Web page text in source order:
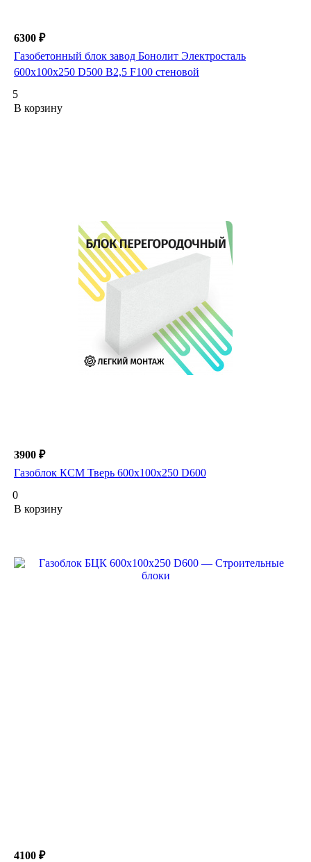
6300 ₽
Газобетонный блок завод Бонолит Электросталь
600х100х250 D500 B2,5 F100 стеновой
5
В корзину
3900 ₽
Газоблок КСМ Тверь 600х100х250 D600
0
В корзину
4100 ₽